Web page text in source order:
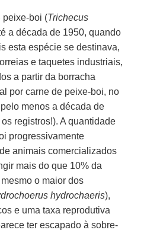
peixe-boi (Trichecus
a década de 1950, quando
esta espécie se destinava,
e taquetes industriais,
a partir da borracha
por carne de peixe-boi, no
menos a década de
registros!). A quantidade
progressivamente
animais comercializados
mais do que 10% da
o maior dos
hydrochaeris),
e uma taxa reprodutiva
ter escapado à sobre-